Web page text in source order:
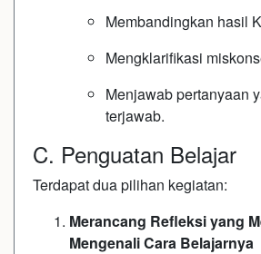
Membandingkan hasil
Mengklarifikasi
Menjawab pertanyaan
terjawab.
C. Penguatan Belajar
Terdapat dua pilihan kegiatan:
Merancang Refleksi yang
Mengenali Cara Belajarnya